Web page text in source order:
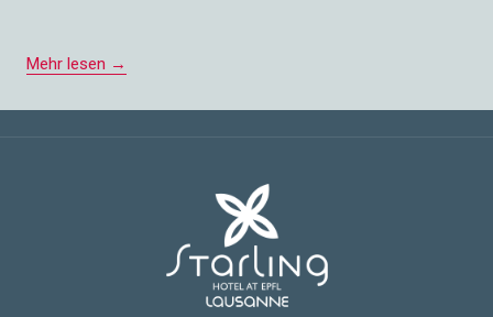
Mehr lesen